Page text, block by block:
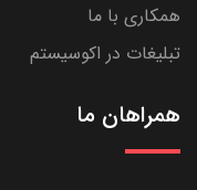
همکاری با ما
تبلیغات در اکوسیستم
همراهان ما